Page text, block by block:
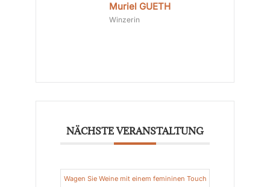
Muriel GUETH
Winzerin
NÄCHSTE VERANSTALTUNG
Wagen Sie Weine mit einem femininen Touch